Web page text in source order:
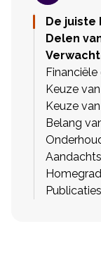
De juiste
Delen
Keuze
Keuze
Belang